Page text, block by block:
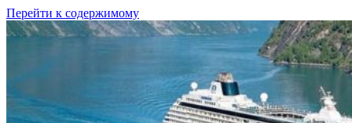
Перейти к содержимому